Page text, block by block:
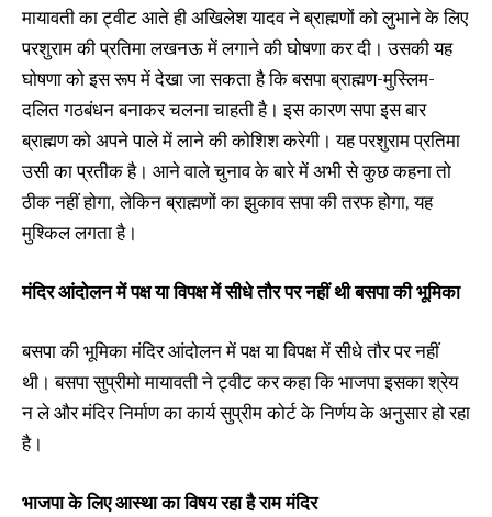
मायावती का ट्वीट आते ही अखिलेश यादव ने ब्राह्मणों को लुभाने के लिए
परशुराम की प्रतिमा लखनऊ में लगाने की घोषणा कर दी। उसकी यह
घोषणा को इस रूप में देखा जा सकता है कि बसपा ब्राह्मण-मुस्लिम-
दलित गठबंधन बनाकर चलना चाहती है। इस कारण सपा इस बार
ब्राह्मण को अपने पाले में लाने की कोशिश करेगी। यह परशुराम प्रतिमा
उसी का प्रतीक है। आने वाले चुनाव के बारे में अभी से कुछ कहना तो
ठीक नहीं होगा, लेकिन ब्राह्मणों का झुकाव सपा की तरफ होगा, यह
मुश्किल लगता है।
मंदिर आंदोलन में पक्ष या विपक्ष में सीधे तौर पर नहीं थी बसपा की भूमिका
बसपा की भूमिका मंदिर आंदोलन में पक्ष या विपक्ष में सीधे तौर पर नहीं
थी। बसपा सुप्रीमो मायावती ने ट्वीट कर कहा कि भाजपा इसका श्रेय
न ले और मंदिर निर्माण का कार्य सुप्रीम कोर्ट के निर्णय के अनुसार हो रहा
है।
भाजपा के लिए आस्था का विषय रहा है राम मंदिर